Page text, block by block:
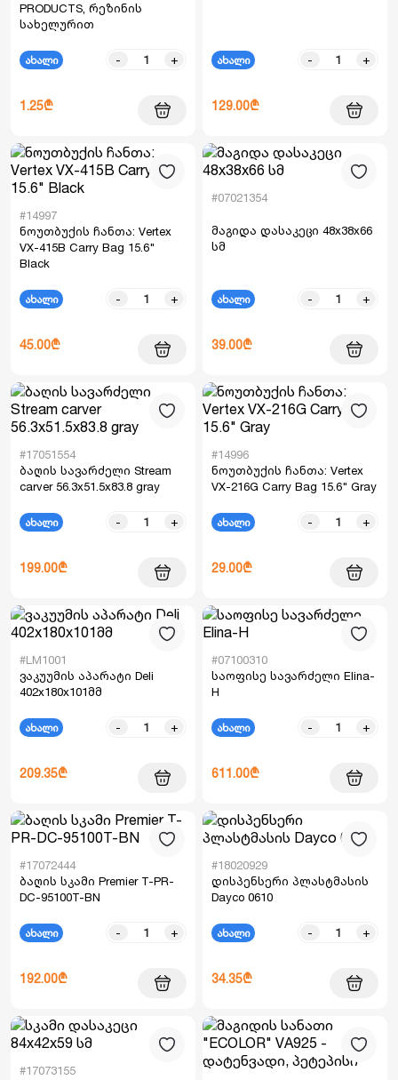
PRODUCTS, რეზინის
სახელურით
ახალი - +
1.25₾
ახალი - +
129.00₾
#14997
ნოუთბუქის ჩანთა: Vertex
VX-415B Carry Bag 15.6"
Black
ახალი - +
45.00₾
#07021354
მაგიდა დასაკეცი 48x38x66
სმ
ახალი - +
39.00₾
#17051554
ბაღის სავარძელი Stream
carver 56.3x51.5x83.8 gray
ახალი - +
199.00₾
#14996
ნოუთბუქის ჩანთა: Vertex
VX-216G Carry Bag 15.6" Gray
ახალი - +
29.00₾
#LM1001
ვაკუუმის აპარატი Deli
402x180x101მმ
ახალი - +
209.35₾
#07100310
საოფისე სავარძელი Elina-
H
ახალი - +
611.00₾
#17072444
ბაღის სკამი Premier T-PR-
DC-95100T-BN
ახალი - +
192.00₾
#18020929
დისპენსერი პლასტმასის
Dayco 0610
ახალი - +
34.35₾
#17073155